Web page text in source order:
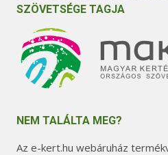
SZÖVETSÉGE TAGJA
NEM TALÁLTA MEG?
Az e-kert.hu webáruház